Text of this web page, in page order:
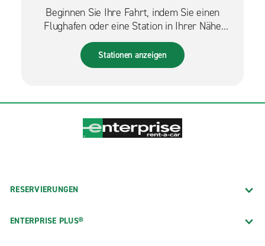
Beginnen Sie Ihre Fahrt, indem Sie einen
Flughafen oder eine Station in Ihrer Nähe
finden.
Stationen anzeigen
RESERVIERUNGEN
ENTERPRISE PLUS®